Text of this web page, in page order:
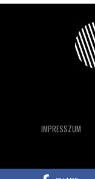
IMPRESSZUM